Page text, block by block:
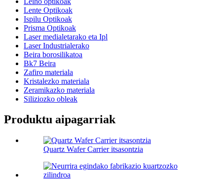
Lente Optikoak
Ispilu Optikoak
Prisma Optikoak
Laser medialetarako eta Ipl
Laser Industrialerako
Beira borosilikatoa
Bk7 Beira
Zafiro materiala
Kristalezko materiala
Zeramikazko materiala
Siliziozko obleak
Produktu aipagarriak
Quartz Wafer Carrier itsasontzia